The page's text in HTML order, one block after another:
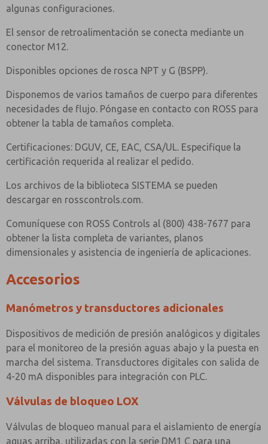
algunas configuraciones.
El sensor de retroalimentación se conecta mediante un
conector M12.
Disponibles opciones de rosca NPT y G (BSPP).
Disponemos de varios tamaños de cuerpo para diferentes
necesidades de flujo. Póngase en contacto con ROSS para
obtener la tabla de tamaños completa.
Certificaciones: DGUV, CE, EAC, CSA/UL. Especifique la
certificación requerida al realizar el pedido.
Los archivos de la biblioteca SISTEMA se pueden
descargar en rosscontrols.com.
Comuníquese con ROSS Controls al (800) 438-7677 para
obtener la lista completa de variantes, planos
dimensionales y asistencia de ingeniería de aplicaciones.
Accesorios
Manómetros y transductores adicionales
Dispositivos de medición de presión analógicos y digitales
para el monitoreo de la presión aguas abajo y la puesta en
marcha del sistema. Transductores digitales con salida de
4-20 mA disponibles para integración con PLC.
Válvulas de bloqueo LOX
Válvulas de bloqueo manual para el aislamiento de energía
aguas arriba, utilizadas con la serie DM1 C para una